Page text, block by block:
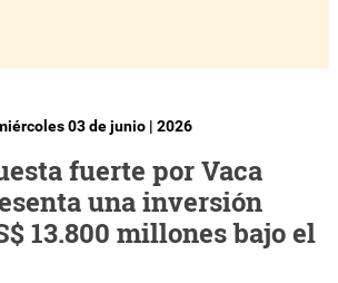
03 de junio | 2026
fuerte por Vaca
una inversión
13.800 millones bajo el